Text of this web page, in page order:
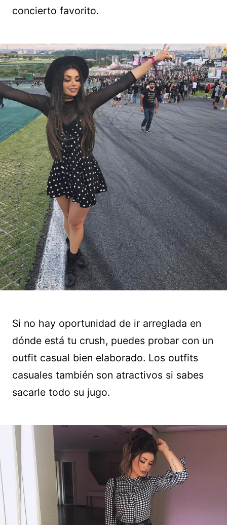
concierto favorito.
Si no hay oportunidad de ir arreglada en
dónde está tu crush, puedes probar con un
outfit casual bien elaborado. Los outfits
casuales también son atractivos si sabes
sacarle todo su jugo.